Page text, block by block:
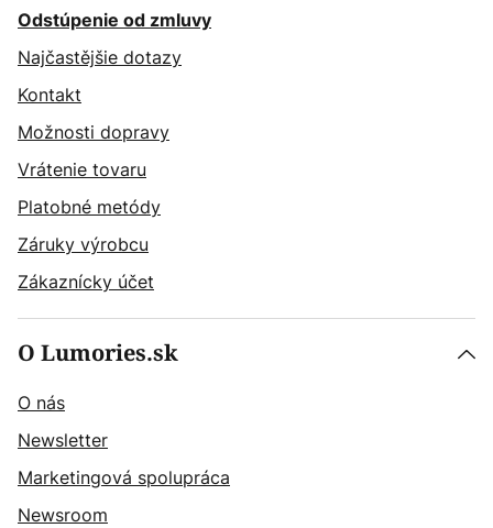
Odstúpenie od zmluvy
Najčastějšie dotazy
Kontakt
Možnosti dopravy
Vrátenie tovaru
Platobné metódy
Záruky výrobcu
Zákaznícky účet
O Lumories.sk
O nás
Newsletter
Marketingová spolupráca
Newsroom